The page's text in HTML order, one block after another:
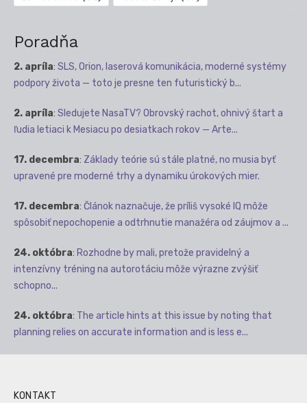
Poradňa
2. apríla: SLS, Orion, laserová komunikácia, moderné systémy
podpory života — toto je presne ten futuristický b...
2. apríla: Sledujete NasaTV? Obrovský rachot, ohnivý štart a
ľudia letiaci k Mesiacu po desiatkach rokov — Arte...
17. decembra: Základy teórie sú stále platné, no musia byť
upravené pre moderné trhy a dynamiku úrokových mier.
17. decembra: Článok naznačuje, že príliš vysoké IQ môže
spôsobiť nepochopenie a odtrhnutie manažéra od záujmov a ...
24. októbra: Rozhodne by mali, pretože pravidelný a
intenzívny tréning na autorotáciu môže výrazne zvýšiť
schopno...
24. októbra: The article hints at this issue by noting that
planning relies on accurate information and is less e...
KONTAKT